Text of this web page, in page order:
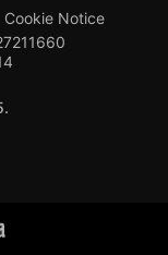
Cookie Notice